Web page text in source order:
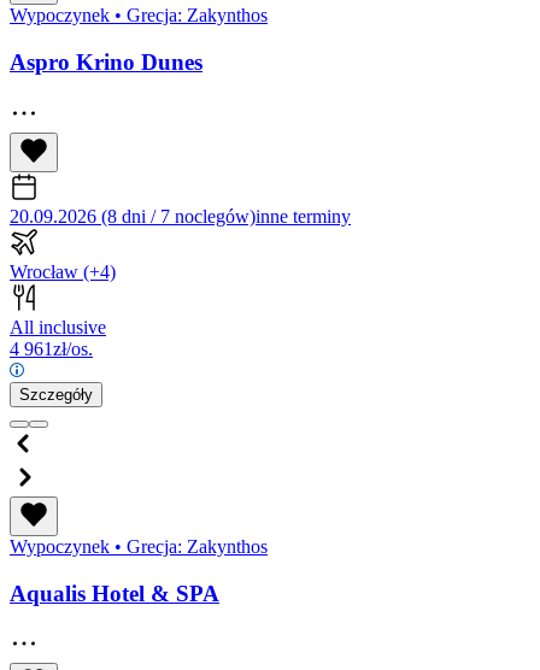
Wypoczynek • Grecja: Zakynthos
Aspro Krino Dunes
20.09.2026 (8 dni / 7 noclegów)inne terminy
Wrocław (+4)
All inclusive
4 961zł/os.
Szczegóły
Wypoczynek • Grecja: Zakynthos
Aqualis Hotel & SPA